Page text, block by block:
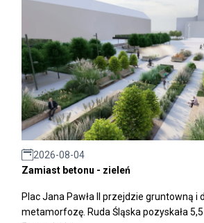
2026-08-04
Zamiast betonu - zieleń
Plac Jana Pawła II przejdzie gruntowną i
metamorfozę. Ruda Śląska pozyskała